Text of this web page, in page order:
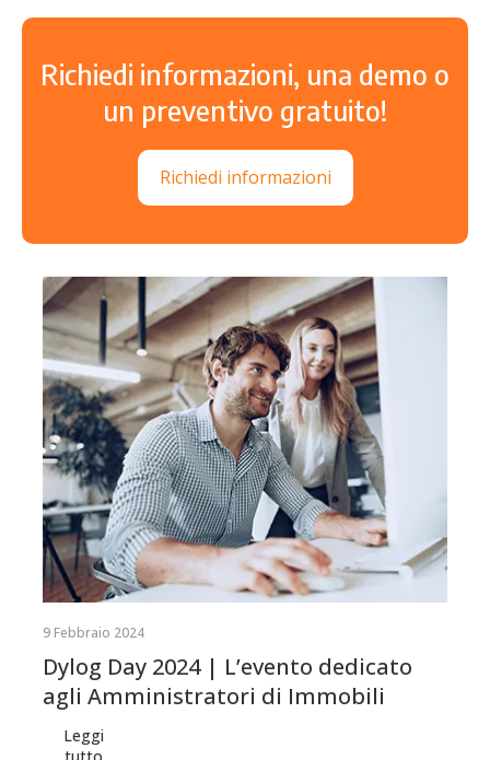
Richiedi informazioni, una demo o
un preventivo gratuito!
Richiedi informazioni
9 Febbraio 2024
Dylog Day 2024 | L’evento dedicato
agli Amministratori di Immobili
Leggi